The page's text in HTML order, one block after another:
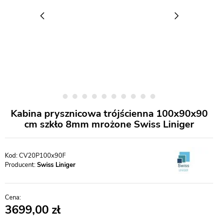
Kabina prysznicowa trójścienna 100x90x90
cm szkło 8mm mrożone Swiss Liniger
CV20P100x90F
Producent:Swiss Liniger
3699,00